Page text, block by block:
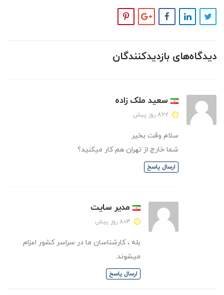
دیدگاه‌های بازدیدکنندگان
سعید ملک زاده
سلام وقت بخیر
شما خارج از تهران هم کار میکنید؟
ارسال پاسخ
مدیر سایت
بله ، کارشناسان ما در سراسر کشور اعزام
میشوند.
ارسال پاسخ